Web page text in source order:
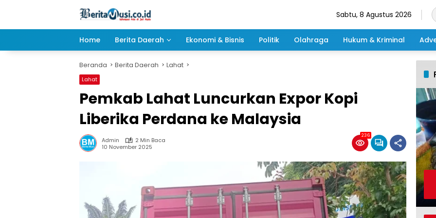
Sabtu, 8 Agustus 2026
Home Berita Daerah Ekonomi & Bisnis Politik Olahraga Hukum & Kriminal
Beranda Berita Daerah Lahat
Lahat
Pemkab Lahat Luncurkan Expor Kopi
Liberika Perdana ke Malaysia
Admin
2 Min Baca
10 November 2025
236